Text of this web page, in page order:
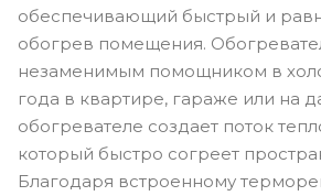
обеспечивающий быстрый и
обогрев помещения.
незаменимым помощником в
года в квартире, гараже или на
обогревателе создает поток
который быстро согреет
Благодаря встроенному